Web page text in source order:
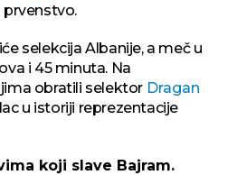
selekcija Albanije, a meč u
i 45 minuta. Na
obratili selektor Dragan
u istoriji reprezentacije
koji slave Bajram.